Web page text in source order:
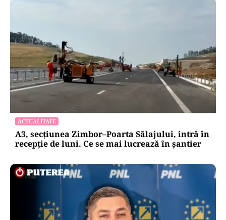
ACTUALITATE
A3, secțiunea Zimbor–Poarta Sălajului, intră în
recepție de luni. Ce se mai lucrează în șantier